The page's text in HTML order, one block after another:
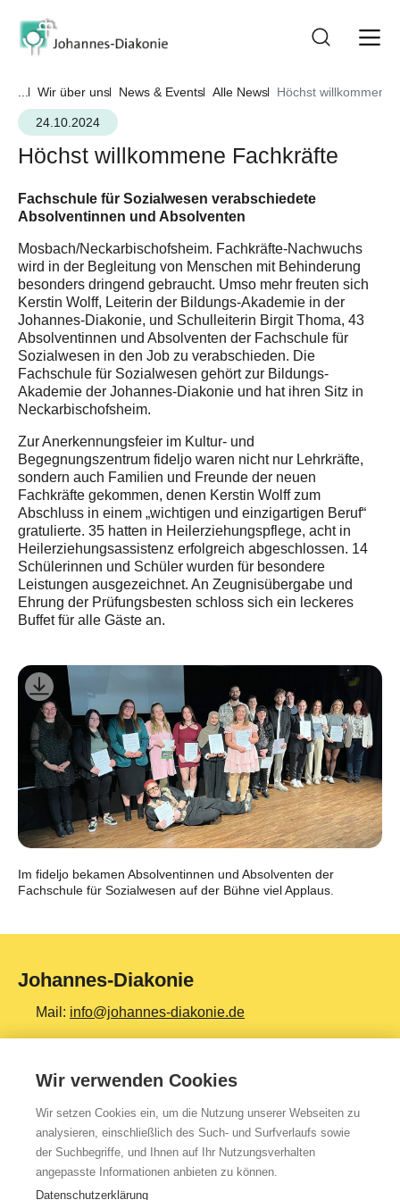
... Wir über uns News & Events Alle News
Höchst willkommene
24.10.2024
Höchst willkommene Fachkräfte
Fachschule für Sozialwesen verabschiedete
Absolventinnen und Absolventen
Mosbach/Neckarbischofsheim. Fachkräfte-Nachwuchs
wird in der Begleitung von Menschen mit Behinderung
besonders dringend gebraucht. Umso mehr freuten sich
Kerstin Wolff, Leiterin der Bildungs-Akademie in der
Johannes-Diakonie, und Schulleiterin Birgit Thoma, 43
Absolventinnen und Absolventen der Fachschule für
Sozialwesen in den Job zu verabschieden. Die
Fachschule für Sozialwesen gehört zur Bildungs-
Akademie der Johannes-Diakonie und hat ihren Sitz in
Neckarbischofsheim.
Zur Anerkennungsfeier im Kultur- und
Begegnungszentrum fideljo waren nicht nur Lehrkräfte,
sondern auch Familien und Freunde der neuen
Fachkräfte gekommen, denen Kerstin Wolff zum
Abschluss in einem „wichtigen und einzigartigen Beruf“
gratulierte. 35 hatten in Heilerziehungspflege, acht in
Heilerziehungsassistenz erfolgreich abgeschlossen. 14
Schülerinnen und Schüler wurden für besondere
Leistungen ausgezeichnet. An Zeugnisübergabe und
Ehrung der Prüfungsbesten schloss sich ein leckeres
Buffet für alle Gäste an.
Im fideljo bekamen Absolventinnen und Absolventen der
Fachschule für Sozialwesen auf der Bühne viel Applaus.
Johannes-Diakonie
Mail: info@johannes-diakonie.de
Tel:06261 - 88-0
Top Themen
Teilhabe & Assistenz
Altenpflege
Wir verwenden Cookies
Wir setzen Cookies ein, um die Nutzung unserer Webseiten zu
analysieren, einschließlich des Such- und Surfverlaufs sowie
der Suchbegriffe, und Ihnen auf Ihr Nutzungsverhalten
angepasste Informationen anbieten zu können.
Datenschutzerklärung